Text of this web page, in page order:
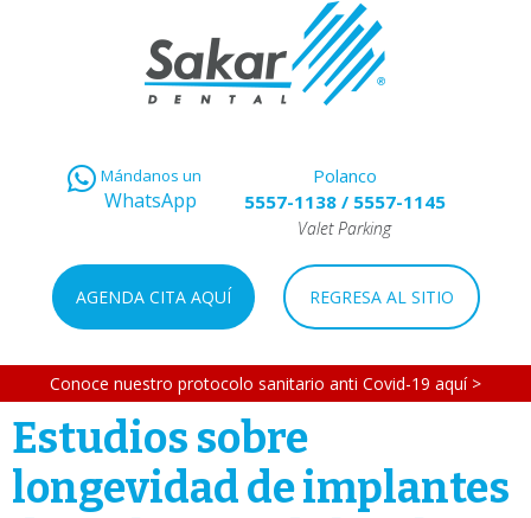
Mándanos un
WhatsApp
Polanco
5557-1138/ 5557-1145
Valet Parking
AGENDA CITA AQUÍ REGRESA AL SITIO
Conoce nuestro protocolo sanitario anti Covid-19 aquí >
Estudios sobre
longevidad de implantes